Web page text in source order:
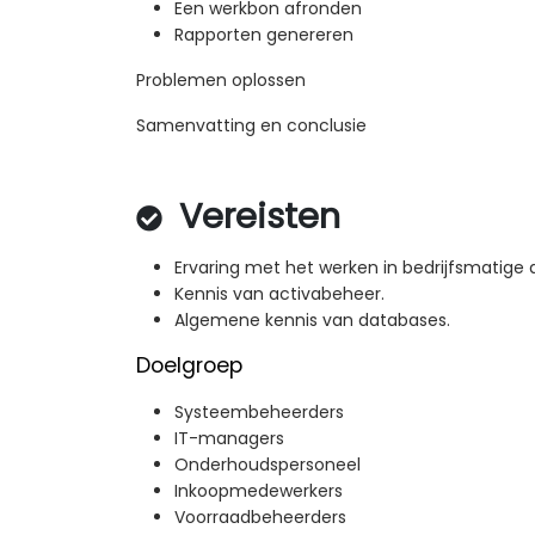
Een werkbon afronden
Rapporten genereren
Problemen oplossen
Samenvatting en conclusie
Vereisten
Ervaring met het werken in bedrijfsmatige
Kennis van activabeheer.
Algemene kennis van databases.
Doelgroep
Systeembeheerders
IT-managers
Onderhoudspersoneel
Inkoopmedewerkers
Voorraadbeheerders